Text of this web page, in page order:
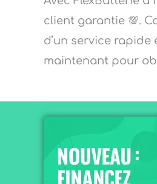
client garantie 💯.
d’un service
maintenant pour